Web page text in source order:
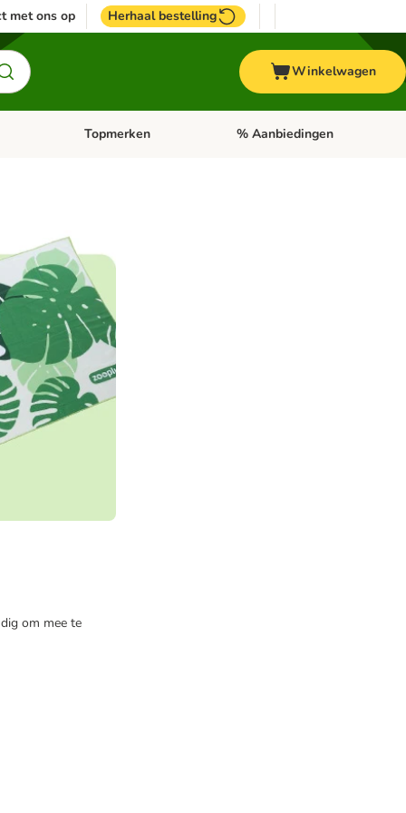
met ons op Herhaal bestelling
Winkelwagen
menu: VogelOpen categorie menu: Paard
Topmerken Open categorie menu:
% Aanbiedingen
om mee te